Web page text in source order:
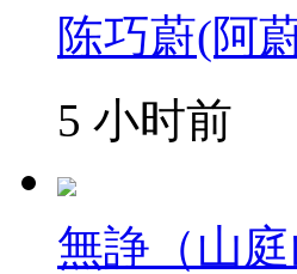
陈巧蔚(阿
5 小时前
無諍（山庭